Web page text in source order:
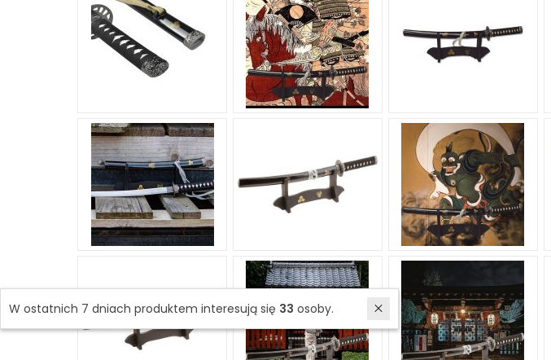
W ostatnich 7 dniach produktem interesują się 33 osoby.